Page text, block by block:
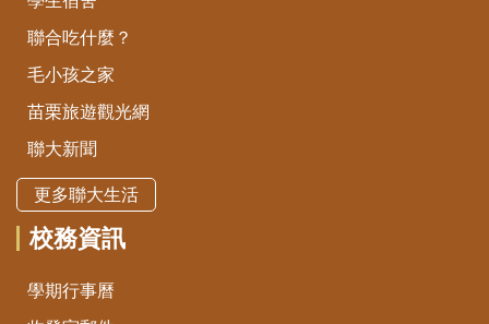
聯合吃什麼？
毛小孩之家
苗栗旅遊觀光網
聯大新聞
更多聯大生活
校務資訊
學期行事曆